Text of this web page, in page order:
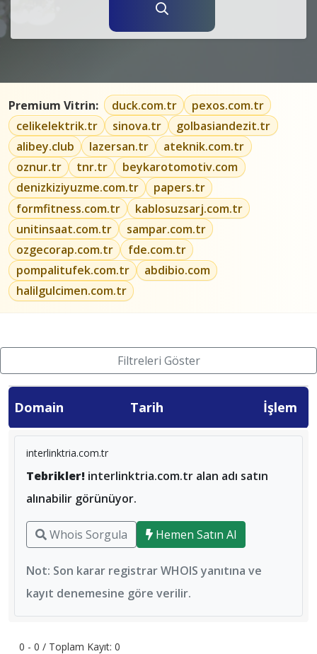
Premium Vitrin: duck.com.tr
pexos.com.tr
celikelektrik.tr
sinova.tr
golbasiandezit.tr
alibey.club
lazersan.tr
ateknik.com.tr
oznur.tr
tnr.tr
beykarotomotiv.com
denizkiziyuzme.com.tr
papers.tr
formfitness.com.tr
kablosuzsarj.com.tr
unitinsaat.com.tr
sampar.com.tr
ozgecorap.com.tr
fde.com.tr
pompalitufek.com.tr
abdibio.com
halilgulcimen.com.tr
Filtreleri Göster
Domain Tarih İşlem
interlinktria.com.tr
Tebrikler! interlinktria.com.tr alan adı satın
alınabilir görünüyor.
Whois Sorgula Hemen Satın Al
Not: Son karar registrar WHOIS yanıtına ve
kayıt denemesine göre verilir.
0 - 0 / Toplam Kayıt: 0